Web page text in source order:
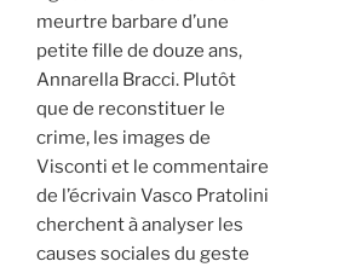
meurtre barbare d’une
petite fille de douze ans,
Annarella Bracci. Plutôt
que de reconstituer le
crime, les images de
Visconti et le commentaire
de l’écrivain Vasco Pratolini
cherchent à analyser les
causes sociales du geste